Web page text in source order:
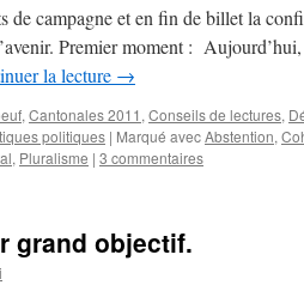
de campagne et en fin de billet la
Premier moment :
la lecture →
, Cantonales 2011 , Conseils de lectures,
politiques | Marqué avecAbstention,
, Pluralisme | 3 commentaires
grand objectif.